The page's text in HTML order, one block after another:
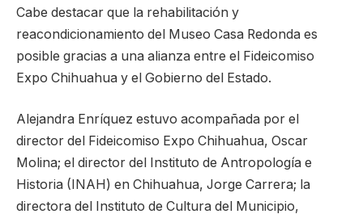
Cabe destacar que la rehabilitación y
reacondicionamiento del Museo Casa Redonda es
posible gracias a una alianza entre el Fideicomiso
Expo Chihuahua y el Gobierno del Estado.
Alejandra Enríquez estuvo acompañada por el
director del Fideicomiso Expo Chihuahua, Oscar
Molina; el director del Instituto de Antropología e
Historia (INAH) en Chihuahua, Jorge Carrera; la
directora del Instituto de Cultura del Municipio,